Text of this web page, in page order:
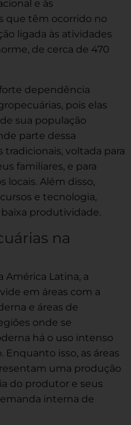
e às
que têm ocorrido no
ligada às atividades
de cerca de 470
dependência
pois elas
sua população
parte dessa
voltada para
familiares, e para
locais. Além disso,
e tecnologia,
produtividade.
na
América Latina, a
em áreas com a
e áreas de
onde se
há o uso intenso
isso, as áreas
uma produção
do produtor e seus
interna de